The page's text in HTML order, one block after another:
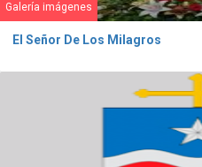
Galería imágenes
El Señor De Los Milagros